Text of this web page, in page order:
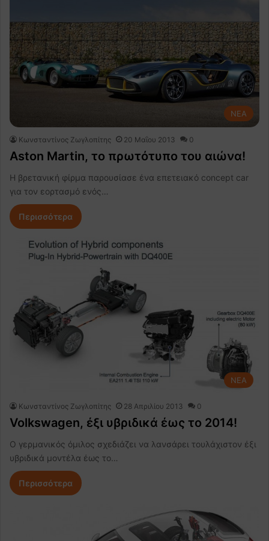
NEA
Κωνσταντίνος Ζωγλοπίτης 20 Μαΐου 2013 0
Aston Martin, το πρωτότυπο του αιώνα!
H βρετανική φίρμα παρουσίασε ένα επετειακό concept car
για τον εορτασμό ενός…
Περισσότερα
NEA
Κωνσταντίνος Ζωγλοπίτης 28 Απριλίου 2013 0
Volkswagen, έξι υβριδικά έως το 2014!
Ο γερμανικός όμιλος σχεδιάζει να λανσάρει τουλάχιστον έξι
υβριδικά μοντέλα έως το…
Περισσότερα